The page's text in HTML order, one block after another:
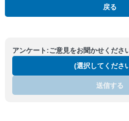
戻る
アンケート:ご意見をお聞かせくださ
(選択してくださ
送信する